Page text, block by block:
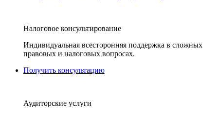
Налоговое консультирование
Индивидуальная всесторонняя поддержка в сложных
правовых и налоговых вопросах.
Получить консультацию
Аудиторские услуги